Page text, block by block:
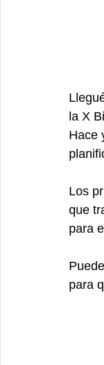
la X
Hace
Los
que
para
para